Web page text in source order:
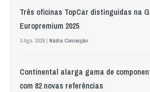
Três oficinas TopCar distinguidas na
Europremium 2025
3 Ago. 2026 | Nádia Conceição
Continental alarga gama de
com 82 novas referências